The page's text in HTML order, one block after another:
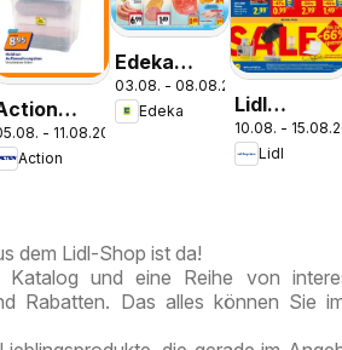
- 11.08.2026
Action
Edeka
Prospekt
Parchim
03.08. - 08.08.2026
Edeka
Lidl
Prospekt
Mahlow
10.08. -
Lidl
dem Lidl-Shop ist da!
und eine Reihe von
Rabatten. Das alles können Sie